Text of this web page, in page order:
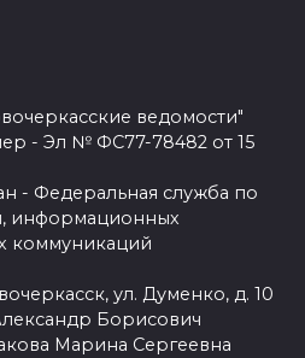
ведомости"
- Эл № ФС77-78482 от 15
- Федеральная служба по
информационных
коммуникаций
ул. Думенко, д. 10
Борисович
Марина Сергеевна